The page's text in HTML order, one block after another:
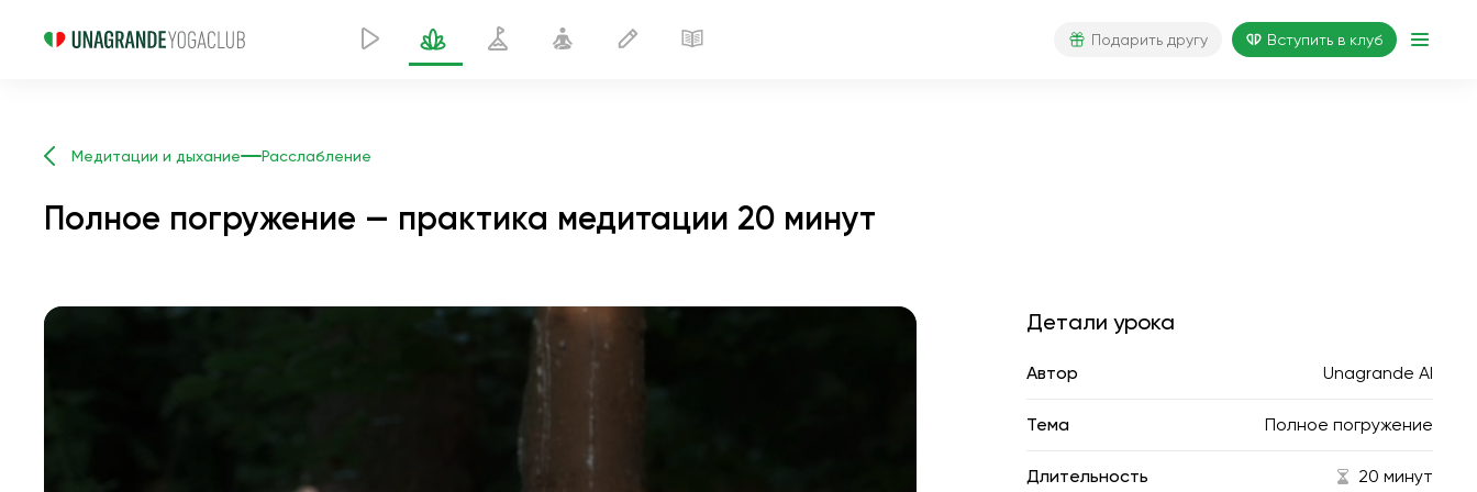
Подарить другу Вступить в клуб
Медитации и дыхание Расслабление
Полное погружение — практика медитации 20 минут
внутренний покой
Детали урока
Автор Unagrande AI
Тема Полное погружение
Длительность 20 минут